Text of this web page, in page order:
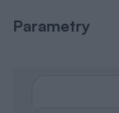
Parametry